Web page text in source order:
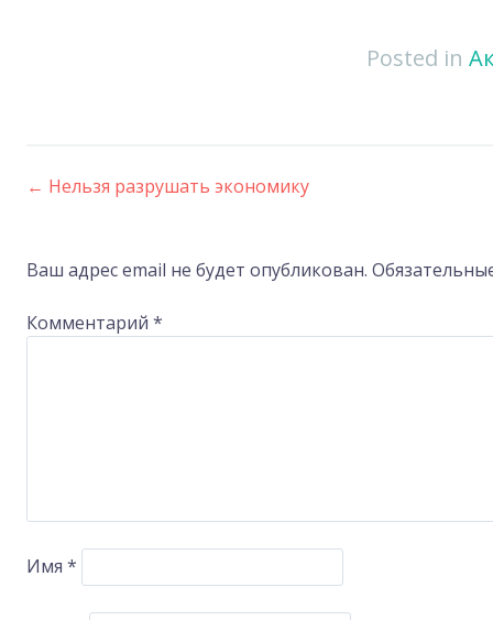
Posted in
Post
navigation
← Нельзя разрушать экономику
Ваш адрес email не будет опубликован.
Комментарий *
Имя *